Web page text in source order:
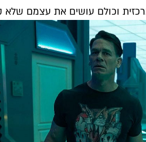
וכולם עושים את עצמם